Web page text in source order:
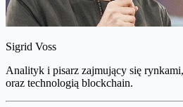
Sigrid Voss
Analityk i pisarz zajmujący się
oraz technologią blockchain.